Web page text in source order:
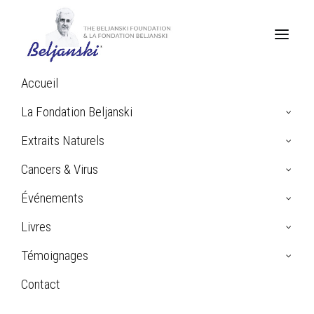
Accueil
La Fondation Beljanski
Extraits Naturels
Cancers & Virus
Événements
Livres
Témoignages
Contact
Archive by Category "Troubles Psychotiques"
Troubles Psychotiques